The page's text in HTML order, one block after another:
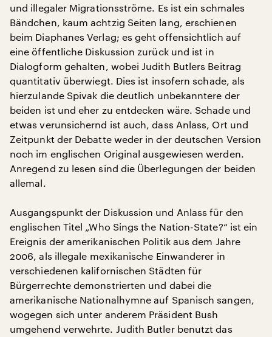
und illegaler Migrationsströme. Es ist ein schmales
Bändchen, kaum achtzig Seiten lang, erschienen
beim Diaphanes Verlag; es geht offensichtlich auf
eine öffentliche Diskussion zurück und ist in
Dialogform gehalten, wobei Judith Butlers Beitrag
quantitativ überwiegt. Dies ist insofern schade, als
hierzulande Spivak die deutlich unbekanntere der
beiden ist und eher zu entdecken wäre. Schade und
etwas verunsichernd ist auch, dass Anlass, Ort und
Zeitpunkt der Debatte weder in der deutschen Version
noch im englischen Original ausgewiesen werden.
Anregend zu lesen sind die Überlegungen der beiden
allemal.
Ausgangspunkt der Diskussion und Anlass für den
englischen Titel „Who Sings the Nation-State?“ ist ein
Ereignis der amerikanischen Politik aus dem Jahre
2006, als illegale mexikanische Einwanderer in
verschiedenen kalifornischen Städten für
Bürgerrechte demonstrierten und dabei die
amerikanische Nationalhymne auf Spanisch sangen,
wogegen sich unter anderem Präsident Bush
umgehend verwehrte. Judith Butler benutzt das